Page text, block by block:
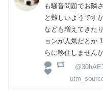
も騒音問題でお隣
と難しいようです
なども増えてきた
ョンが人気だとか
らに移住しません